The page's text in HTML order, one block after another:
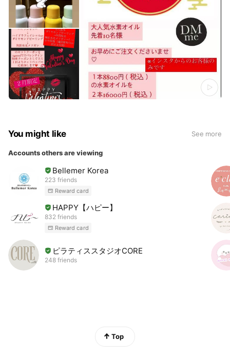
You might like See more
Accounts others are viewing
Bellemer Korea
223 friends
Reward card
HAPPY【ハピー】
832 friends
Reward card
ピラティススタジオCORE
248 friends
Top